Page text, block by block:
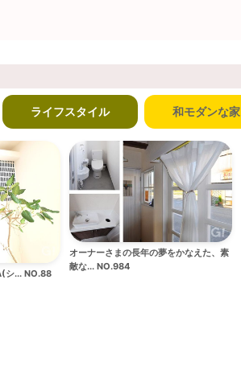
ライフスタイル 和モダンな家
シ... NO.88
オーナーさまの長年の夢をかなえた、素
敵な... NO.984